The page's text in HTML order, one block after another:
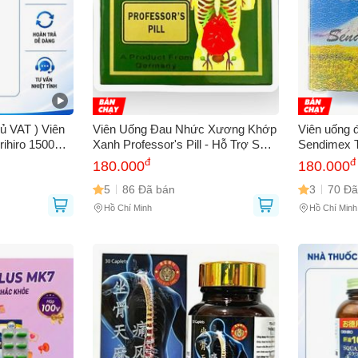
VAT ) Viên
1500mg
Khớp
Viên Uống Đau Nhức Xương Khớp
Xanh Professor's Pill - Hỗ Trợ Sức
Khỏe Khớp Từ Malaysia, Hộp 20
Ống - Mã 1470
180.000đ
5 86 Đã bán
Hồ Chí Minh
Viên uống
Sendimex
Giảm Đau
Xương
Xứ
180.000đ
3 70
Hồ Chí Minh